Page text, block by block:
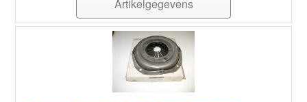
Artikelgegevens